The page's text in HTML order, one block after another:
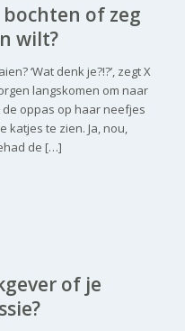
of zeg
wilt?
‘Wat denk je?!?’, zegt X
langskomen om naar
oppas op haar neefjes
katjes te zien. Ja, nou,
de […]
of je